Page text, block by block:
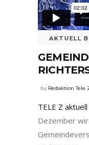
AKTUELL
by Redaktion Tele
TELE Z
Dezember